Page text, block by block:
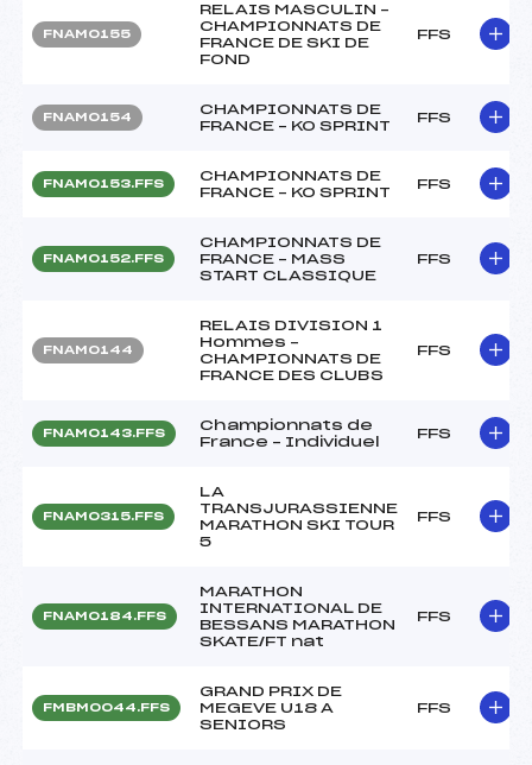
FNAM0155
RELAIS MASCULIN –
CHAMPIONNATS DE
FRANCE DE SKI DE
FOND
FFS
FNAM0154
CHAMPIONNATS DE
FRANCE – KO SPRINT
FFS
FNAM0153.FFS
CHAMPIONNATS DE
FRANCE – KO SPRINT
FFS
FNAM0152.FFS
CHAMPIONNATS DE
FRANCE – MASS
START CLASSIQUE
FFS
FNAM0144
RELAIS DIVISION 1
Hommes –
CHAMPIONNATS DE
FRANCE DES CLUBS
FFS
FNAM0143.FFS
Championnats de
France – Individuel
FFS
FNAM0315.FFS
LA
TRANSJURASSIENNE
MARATHON SKI TOUR
5
FFS
FNAM0184.FFS
MARATHON
INTERNATIONAL DE
BESSANS MARATHON
SKATE/FT nat
FFS
FMBM0044.FFS
GRAND PRIX DE
MEGEVE U18 A
SENIORS
FFS